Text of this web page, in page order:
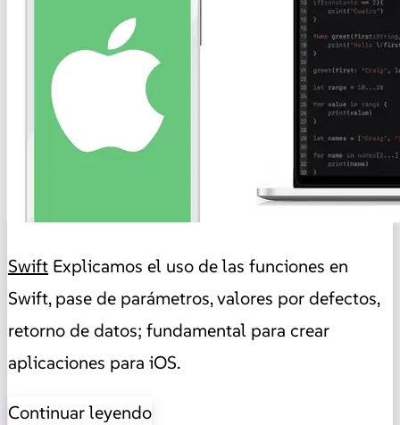
Swift Explicamos el uso de las funciones en
Swift, pase de parámetros, valores por defectos,
retorno de datos; fundamental para crear
aplicaciones para iOS.
Continuar leyendo